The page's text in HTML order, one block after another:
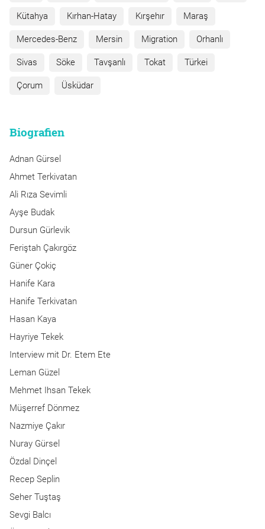
Kütahya Kırhan-Hatay Kırşehır Maraş
Mercedes-Benz Mersin Migration Orhanlı
Sivas Söke Tavşanlı Tokat Türkei
Çorum Üsküdar
Biografien
Adnan Gürsel
Ahmet Terkivatan
Ali Rıza Sevimli
Ayşe Budak
Dursun Gürlevik
Feriştah Çakırgöz
Güner Çokiç
Hanife Kara
Hanife Terkivatan
Hasan Kaya
Hayriye Tekek
Interview mit Dr. Etem Ete
Leman Güzel
Mehmet Ihsan Tekek
Müşerref Dönmez
Nazmiye Çakır
Nuray Gürsel
Özdal Dinçel
Recep Seplin
Seher Tuştaş
Sevgi Balcı